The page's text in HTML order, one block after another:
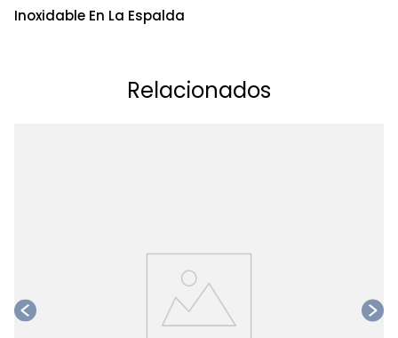
Inoxidable En La Espalda
Relacionados